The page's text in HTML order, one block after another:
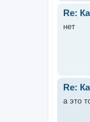
Re:
нет
Re:
а это